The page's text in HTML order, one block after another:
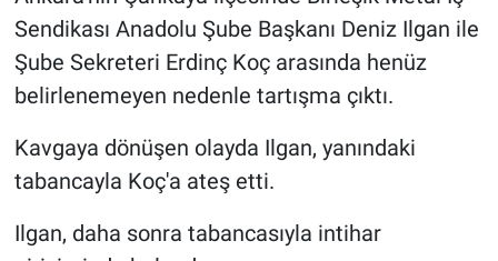
Sendikası Anadolu Şube Başkanı Deniz Ilgan ile
Şube Sekreteri Erdinç Koç arasında henüz
belirlenemeyen nedenle tartışma çıktı.
Kavgaya dönüşen olayda Ilgan, yanındaki
tabancayla Koç'a ateş etti.
Ilgan, daha sonra tabancasıyla intihar
Gündem Özel
Günün görüntüsü
İlan
Kimdir